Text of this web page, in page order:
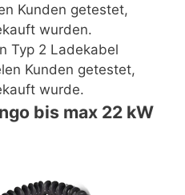
Kunden getestet,
wurden.
Typ 2 Ladekabel
Kunden getestet,
wurde.
bis max 22 kW